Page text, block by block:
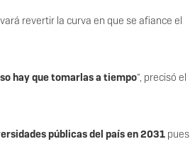
revertir la curva en que se afiance el
hay que tomarlas a tiempo”, precisó el
públicas del país en 2031 pues